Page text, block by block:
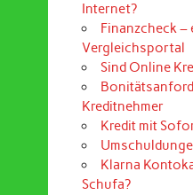
Internet?
Finanzcheck –
Vergleichsportal
Sind Online
Kreditnehmer
Kredit mit
Klarna
Schufa?